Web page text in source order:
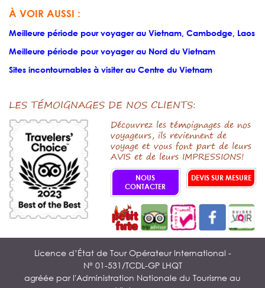
À VOIR AUSSI :
Meilleure période pour voyager au Vietnam, Cambodge, Laos
Meilleure période pour voyager au Nord du Vietnam
Sites incontournables à visiter au Centre du Vietnam
LES TÉMOIGNAGES DE NOS CLIENTS:
Découvrez les témoignages de nos
voyageurs, ils reviennent de
voyage et vous font part de leurs
AVIS et de leurs IMPRESSIONS!
NOUS
CONTACTER
DEVIS SUR MESURE
Licence d’État de Tour Opérateur International -
N° 01-531/TCDL-GP LHQT
agréée par l'Administration Nationale du Tourisme au